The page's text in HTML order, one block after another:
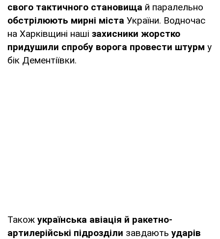
свого тактичного становища й паралельно
обстрілюють мирні міста України. Водночас
на Харківщині наші захисники жорстко
придушили спробу ворога провести штурм у
бік Дементіївки.
Також українська авіація й ракетно-
артилерійські підрозділи завдають ударів